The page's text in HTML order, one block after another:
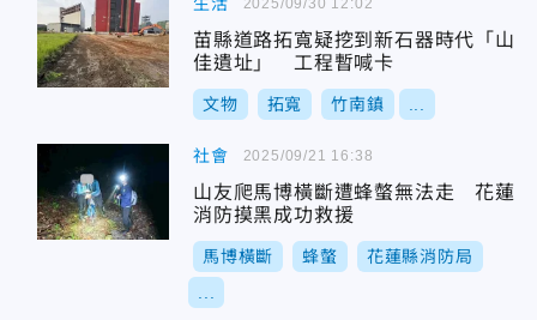
苗縣道路拓寬疑挖到新石器時代「山
佳遺址」 工程暫喊卡
文物 拓寬 竹南鎮
社會
山友爬馬博橫斷遭蜂螫無法走 花蓮
消防摸黑成功救援
馬博橫斷 蜂螫 花蓮縣消防局
2025/09/21 16:38